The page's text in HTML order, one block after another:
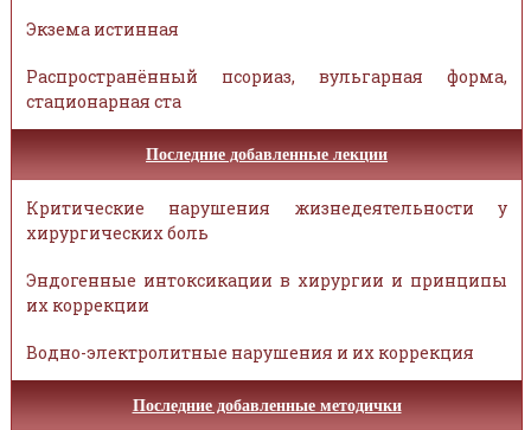
Экзема истинная
Распространённый псориаз, вульгарная форма,
стационарная ста
Последние добавленные лекции
Критические нарушения жизнедеятельности у
хирургических боль
Эндогенные интоксикации в хирургии и принципы
их коррекции
Водно-электролитные нарушения и их коррекция
Последние добавленные методички